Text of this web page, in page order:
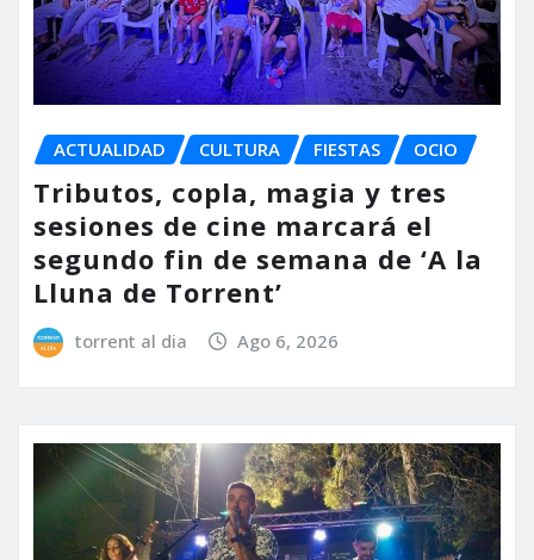
ACTUALIDAD CULTURA FIESTAS OCIO
Tributos, copla, magia y tres
sesiones de cine marcará el
segundo fin de semana de ‘A la
Lluna de Torrent’
torrent al dia Ago 6, 2026